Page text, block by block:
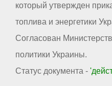
который утвержден
топлива и энергетики
Согласован
политики Украины.
Статус документа -